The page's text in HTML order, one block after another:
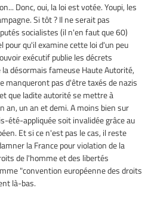
Donc, oui, la loi est votée. Youpi, les
Si tôt ? Il ne serait pas
socialistes (il n'en faut que 60)
qu'il examine cette loi d'un peu
exécutif publie les décrets
désormais fameuse Haute Autorité,
manqueront pas d'être taxés de nazis
que ladite autorité se mettre à
an, un an et demi. A moins bien sur
été-appliquée soit invalidée grâce au
Et si ce n'est pas le cas, il reste
la France pour violation de la
de l'homme et des libertés
"convention européenne des droits
là-bas.